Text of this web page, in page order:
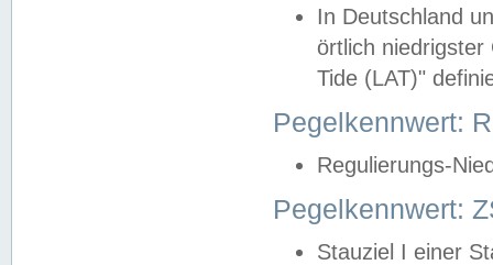
In Deutschland
örtlich
Tide (LAT)"
Pegelkennwert:
Regulierungs-
Pegelkennwert:
Stauziel I einer